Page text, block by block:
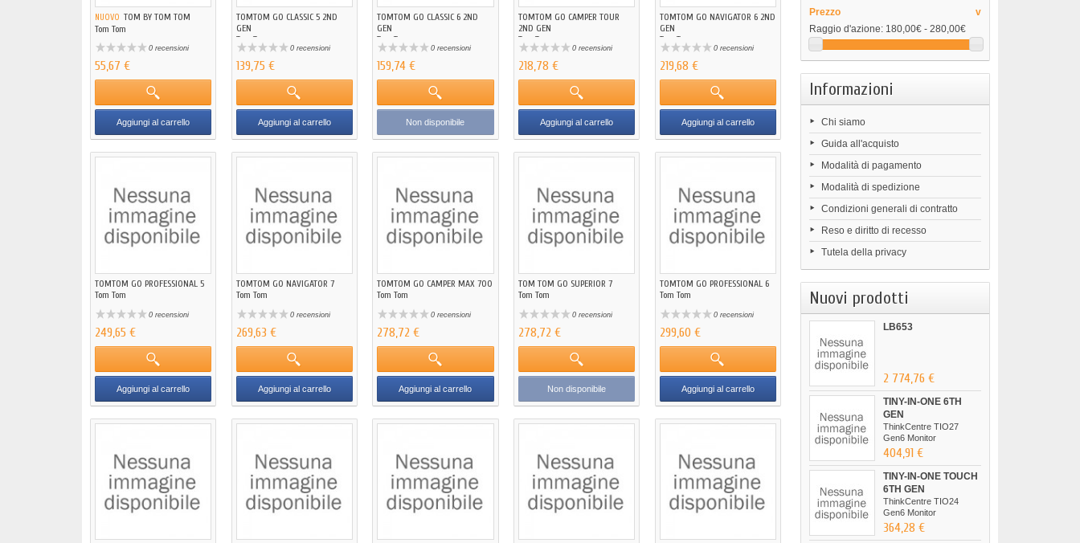
NUOVO TOM BY TOM TOM
Tom Tom
0 recensioni
55,67 €
Aggiungi al carrello
TOMTOM GO CLASSIC 5 2ND
GEN
Tom Tom
0 recensioni
139,75 €
Aggiungi al carrello
TOMTOM GO CLASSIC 6 2ND
GEN
Tom Tom
0 recensioni
159,74 €
Non disponibile
TOMTOM GO CAMPER TOUR
2ND GEN
Tom Tom
0 recensioni
218,78 €
Aggiungi al carrello
TOMTOM GO NAVIGATOR 6 2ND
GEN
Tom Tom
0 recensioni
219,68 €
Aggiungi al carrello
TOMTOM GO PROFESSIONAL 5
Tom Tom
0 recensioni
249,65 €
Aggiungi al carrello
TOMTOM GO NAVIGATOR 7
Tom Tom
0 recensioni
269,63 €
Aggiungi al carrello
TOMTOM GO CAMPER MAX 700
Tom Tom
0 recensioni
278,72 €
Aggiungi al carrello
TOM TOM GO SUPERIOR 7
Tom Tom
0 recensioni
278,72 €
Non disponibile
TOMTOM GO PROFESSIONAL 6
Tom Tom
0 recensioni
299,60 €
Aggiungi al carrello
Prezzo
v
Raggio d'azione: 180,00€ - 280,00€
Informazioni
Chi siamo
Guida all'acquisto
Modalità di pagamento
Modalità di spedizione
Condizioni generali di contratto
Reso e diritto di recesso
Tutela della privacy
Nuovi prodotti
LB653
2 774,76 €
TINY-IN-ONE 6TH
GEN
ThinkCentre TIO27
Gen6 Monitor
404,91 €
TINY-IN-ONE TOUCH
6TH GEN
ThinkCentre TIO24
Gen6 Monitor
364,28 €